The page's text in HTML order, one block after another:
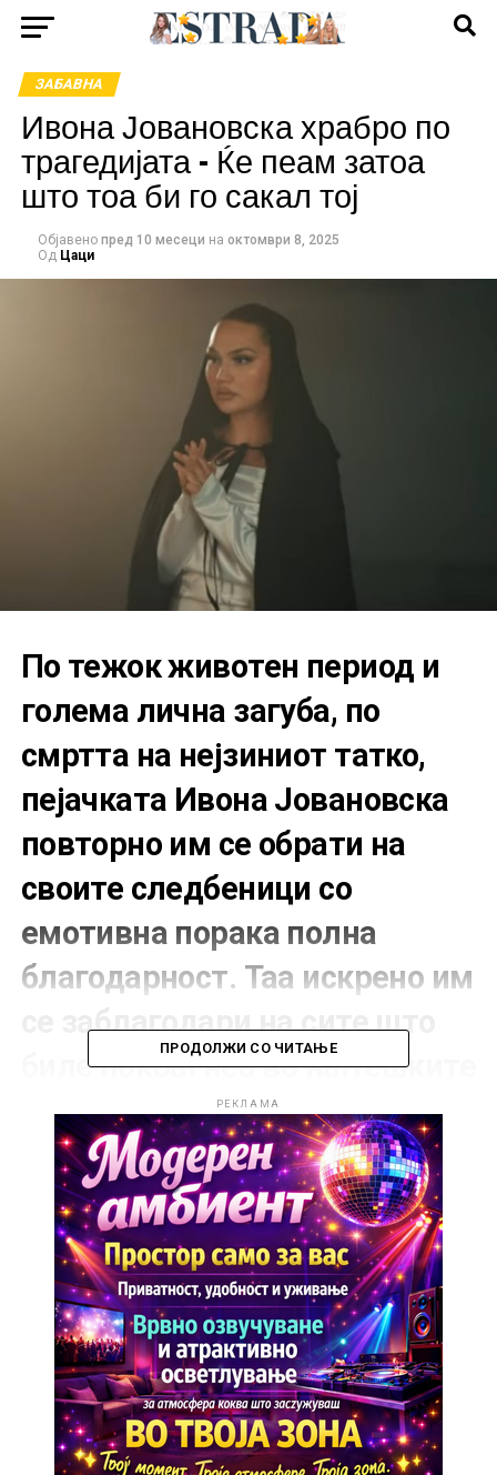
ЗАБАВНА
Ивона Јовановска храбро по
трагедијата – Ќе пеам затоа
што тоа би го сакал тој
Објавено пред 10 месеци на октомври 8, 2025
Од Цаци
По тежок животен период и
голема лична загуба, по
смртта на нејзиниот татко,
пејачката Ивона Јовановска
повторно им се обрати на
своите следбеници со
емотивна порака полна
благодарност. Таа искрено им
се заблагодари на сите што
биле покрај неа во најтешките
моменти, истакнувајќи дека
токму „тажните приказни
знаат да ги зближат луѓето и
да им покажат колку вреди
човечката добрина“.
ПРОДОЛЖИ СО ЧИТАЊЕ
РЕКЛАМА